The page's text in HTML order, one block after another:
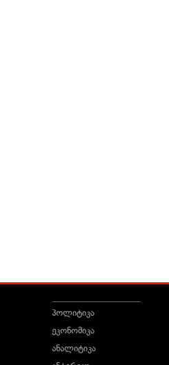
პოლიტიკა
ეკონომიკა
ანალიტიკა